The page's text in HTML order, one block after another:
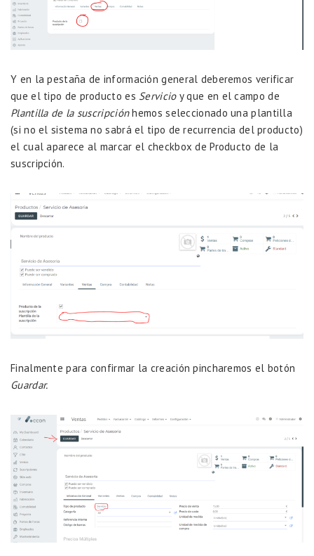
Y en la pestaña de información general deberemos verificar
que el tipo de producto es Servicioy que en el campo de
Plantilla de la suscripciónhemos seleccionado una plantilla
(si no el sistema no sabrá el tipo de recurrencia del producto)
el cual aparece al marcar el checkbox de Producto de la
suscripción.
Finalmente para confirmar la creación pincharemos el botón
Guardar.